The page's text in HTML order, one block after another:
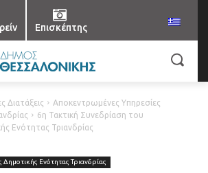
Επισκέπτης
Διατάξεις
Αποκεντρωμένες Υπηρεσίες
6η Τακτική Συνεδρίαση του
Ενότητας Τριανδρίας
Ενότητας Τριανδρίας